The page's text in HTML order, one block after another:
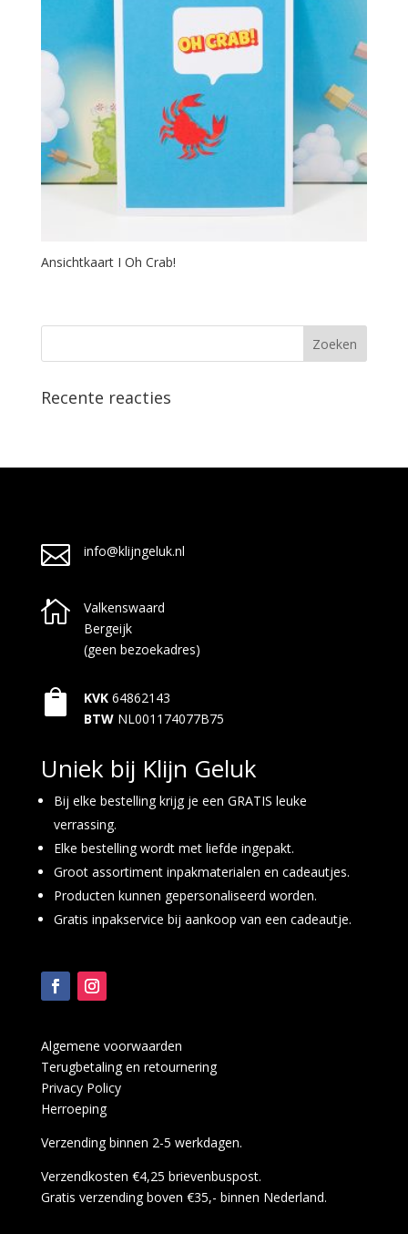
Ansichtkaart I Oh Crab!
Recente reacties
 info@klijngeluk.nl

Valkenswaard
Bergeijk
(geen bezoekadres)
 KVK 64862143
BTW NL001174077B75
Uniek bij Klijn Geluk
Bij elke bestelling krijg je een GRATIS leuke
verrassing.
Elke bestelling wordt met liefde ingepakt.
Groot assortiment inpakmaterialen en cadeautjes.
Producten kunnen gepersonaliseerd worden.
Gratis inpakservice bij aankoop van een cadeautje.
Algemene voorwaarden
Terugbetaling en retournering
Privacy Policy
Herroeping
Verzending binnen 2-5 werkdagen.
Verzendkosten €4,25 brievenbuspost.
Gratis verzending boven €35,- binnen Nederland.